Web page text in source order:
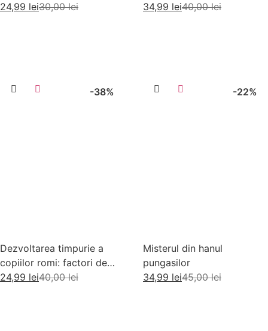
30,00lei
24,99 lei
40,00lei
34,99 lei
-38%
Dezvoltarea timpurie a
copiilor romi: factori de
risc si factori de protectie
40,00lei
24,99 lei
-22%
Misterul din hanul
pungasilor
45,00lei
34,99 lei